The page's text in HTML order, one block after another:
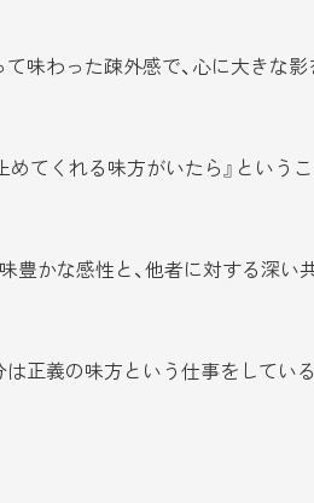
味わった疎外感で、心に大きな
てくれる味方がいたら』という
豊かな感性と、他者に対する深い
は正義の味方という仕事をしてい